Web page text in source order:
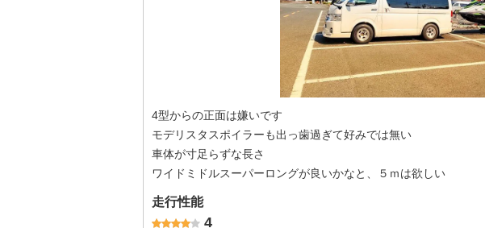
4型からの正面は嫌いです
モデリスタスポイラーも出っ歯過ぎて好みでは無い
車体が寸足らずな長さ
ワイドミドルスーパーロングが良いかなと、５ｍは欲しい
走行性能
4